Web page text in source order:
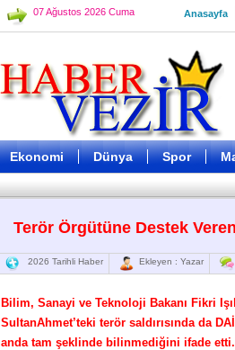
07 Ağustos 2026 Cuma Anasayfa
Ekonomi Dünya Spor
Terör Örgütüne Destek
2026 Tarihli Haber Ekleyen : Yazar
Bilim, Sanayi ve Teknoloji Bakanı Fikri
SultanAhmet’teki terör saldırısında da
anda tam şeklinde bilinmediğini ifade etti.